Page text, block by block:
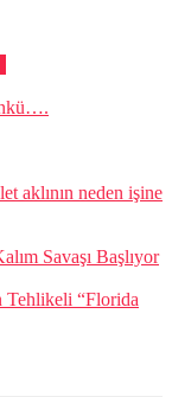
aklının neden işine
Savaşı Başlıyor
Tehlikeli “Florida